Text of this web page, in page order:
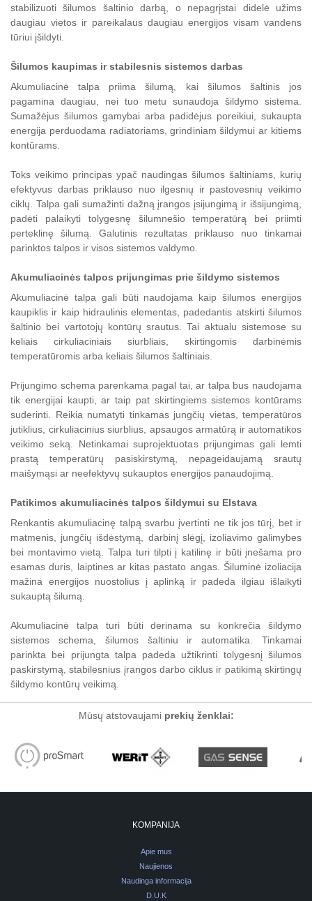
stabilizuoti šilumos šaltinio darbą, o nepagrįstai didelė užims
daugiau vietos ir pareikalaus daugiau energijos visam vandens
tūriui įšildyti.
Šilumos kaupimas ir stabilesnis sistemos darbas
Akumuliacinė talpa priima šilumą, kai šilumos šaltinis jos
pagamina daugiau, nei tuo metu sunaudoja šildymo sistema.
Sumažėjus šilumos gamybai arba padidėjus poreikiui, sukaupta
energija perduodama radiatoriams, grindiniam šildymui ar kitiems
kontūrams.
Toks veikimo principas ypač naudingas šilumos šaltiniams, kurių
efektyvus darbas priklauso nuo ilgesnių ir pastovesnių veikimo
ciklų. Talpa gali sumažinti dažną įrangos įsijungimą ir išsijungimą,
padėti palaikyti tolygesnę šilumnešio temperatūrą bei priimti
perteklinę šilumą. Galutinis rezultatas priklauso nuo tinkamai
parinktos talpos ir visos sistemos valdymo.
Akumuliacinės talpos prijungimas prie šildymo sistemos
Akumuliacinė talpa gali būti naudojama kaip šilumos energijos
kaupiklis ir kaip hidraulinis elementas, padedantis atskirti šilumos
šaltinio bei vartotojų kontūrų srautus. Tai aktualu sistemose su
keliais cirkuliaciniais siurbliais, skirtingomis darbinėmis
temperatūromis arba keliais šilumos šaltiniais.
Prijungimo schema parenkama pagal tai, ar talpa bus naudojama
tik energijai kaupti, ar taip pat skirtingiems sistemos kontūrams
suderinti. Reikia numatyti tinkamas jungčių vietas, temperatūros
jutiklius, cirkuliacinius siurblius, apsaugos armatūrą ir automatikos
veikimo seką. Netinkamai suprojektuotas prijungimas gali lemti
prastą temperatūrų pasiskirstymą, nepageidaujamą srautų
maišymąsi ar neefektyvų sukauptos energijos panaudojimą.
Patikimos akumuliacinės talpos šildymui su Elstava
Renkantis akumuliacinę talpą svarbu įvertinti ne tik jos tūrį, bet ir
matmenis, jungčių išdėstymą, darbinį slėgį, izoliavimo galimybes
bei montavimo vietą. Talpa turi tilpti į katilinę ir būti įnešama pro
esamas duris, laiptines ar kitas pastato angas. Šiluminė izoliacija
mažina energijos nuostolius į aplinką ir padeda ilgiau išlaikyti
sukauptą šilumą.
Akumuliacinė talpa turi būti derinama su konkrečia šildymo
sistemos schema, šilumos šaltiniu ir automatika. Tinkamai
parinkta bei prijungta talpa padeda užtikrinti tolygesnį šilumos
paskirstymą, stabilesnius įrangos darbo ciklus ir patikimą skirtingų
šildymo kontūrų veikimą.
Mūsų atstovaujami prekių ženklai:
KOMPANIJA
Apie mus
Naujienos
Naudinga informacija
D.U.K